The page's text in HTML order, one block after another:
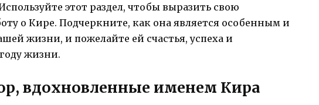
этот раздел, чтобы выразить свою
о Кире. Подчеркните, как она является особенным и
жизни, и пожелайте ей счастья, успеха и
жизни.
вдохновленные именем Кира